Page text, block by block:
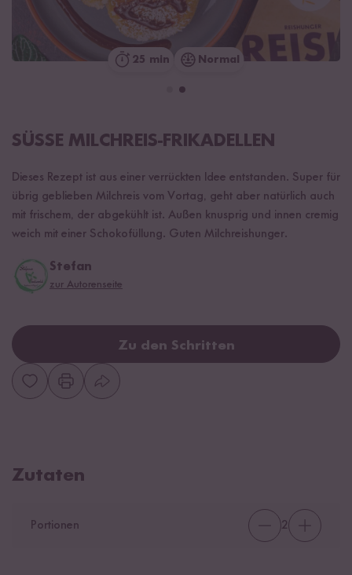
25 min Normal
SÜSSE MILCHREIS-FRIKADELLEN
Dieses Rezept ist aus einer verrückten Idee entstanden. Super für
übrig geblieben Milchreis vom Vortag, geht aber natürlich auch
mit frischem, der abgekühlt ist. Außen knusprig und innen cremig
weich mit einer Schokofüllung. Guten Milchreishunger.
Stefan
zur Autorenseite
Zu den Schritten
Zutaten
Portionen 2